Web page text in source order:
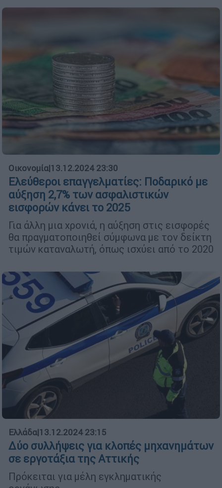
Οικονομία|13.12.2024 23:30
Ελεύθεροι επαγγελματίες: Ποδαρικό με
αύξηση 2,7% των ασφαλιστικών
εισφορών κάνει το 2025
Για άλλη μια χρονιά, η αύξηση στις εισφορές
θα πραγματοποιηθεί σύμφωνα με τον δείκτη
τιμών καταναλωτή, όπως ισχύει από το 2020
Ελλάδα|13.12.2024 23:15
Δύο συλλήψεις για κλοπές μηχανημάτων
σε εργοτάξια της Αττικής
Πρόκειται για μέλη εγκληματικής